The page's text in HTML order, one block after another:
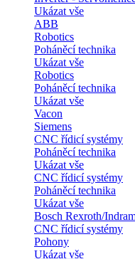
Ukázat vše
ABB
Robotics
Poháněcí technika
Ukázat vše
Robotics
Poháněcí technika
Ukázat vše
Vacon
Siemens
CNC řídicí systémy
Poháněcí technika
Ukázat vše
CNC řídicí systémy
Poháněcí technika
Ukázat vše
Bosch Rexroth/
CNC řídicí systémy
Pohony
Ukázat vše